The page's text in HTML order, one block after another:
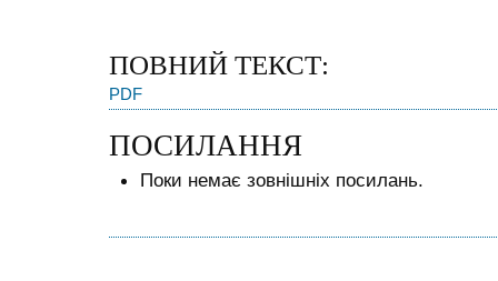
ПОВНИЙ ТЕКСТ:
PDF
ПОСИЛАННЯ
Поки немає зовнішніх посилань.